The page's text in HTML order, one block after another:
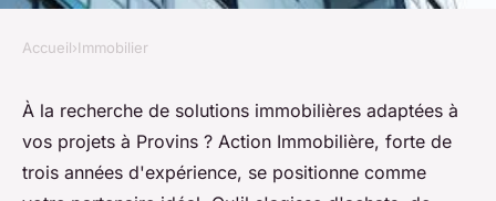
Solutions immobilières sur
mesure à provin pour vos
projets
Accueil›Immobilier
À la recherche de solutions immobilières adaptées à
vos projets à Provins ? Action Immobilière, forte de
trois années d'expérience, se positionne comme